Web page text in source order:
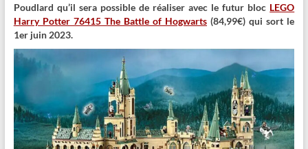
Poudlard qu’il sera possible de réaliser avec le futur bloc LEGO
Harry Potter 76415 The Battle of Hogwarts (84,99€) qui sort le
1er juin 2023.